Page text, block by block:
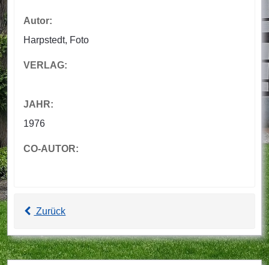
Autor:
Harpstedt, Foto
VERLAG:
JAHR:
1976
CO-AUTOR:
Zurück